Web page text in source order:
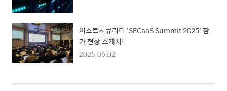
이스트시큐리티 'SECaaS Summit 2025' 참
가 현장 스케치!
2025.06.02